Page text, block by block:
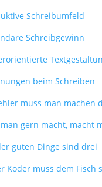
Schreibumfeld
Schreibgewinn
beim Schreiben
muss man machen
man gern macht, macht
guten Dinge sind drei
Köder muss dem Fisch